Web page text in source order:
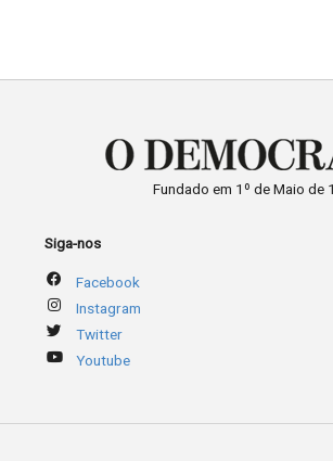
Fundado em 1º de Maio de
Siga-nos
Facebook
Instagram
Twitter
Youtube